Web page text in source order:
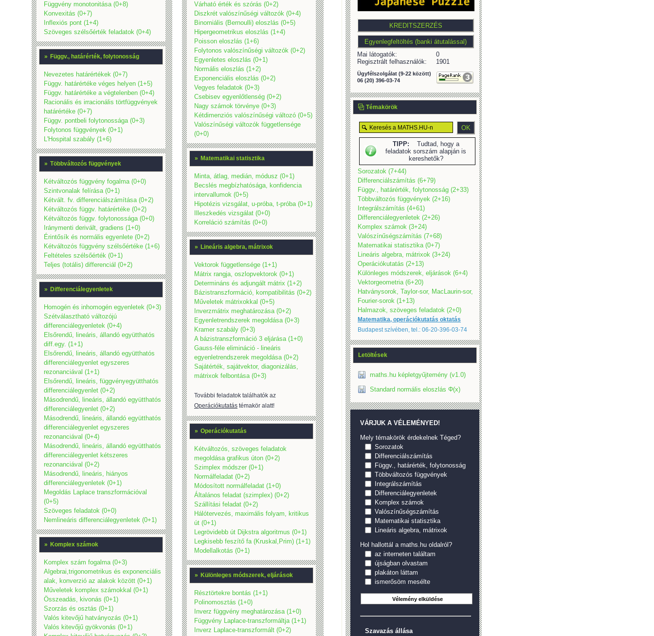
Függvény monotonitása (0+8)
Konvexitás (0+7)
Inflexiós pont (1+4)
Szöveges szélsőérték feladatok (0+4)
» Függv., határérték, folytonosság
Nevezetes határértékek (0+7)
Függv. határértéke véges helyen (1+5)
Függv. határértéke a végtelenben (0+4)
Racionális és irracionális törtfüggvények
határértéke (0+7)
Függv. pontbeli folytonossága (0+3)
Folytonos függvények (0+1)
L'Hospital szabály (1+6)
» Többváltozós függvények
Kétváltozós függvény fogalma (0+0)
Szintvonalak felírása (0+1)
Kétvált. fv. differenciálszámítása (0+2)
Kétváltozós függv. határértéke (0+2)
Kétváltozós függv. folytonossága (0+0)
Iránymenti derivált, gradiens (1+0)
Érintősík és normális egyenlete (0+2)
Kétváltozós függvény szélsőértéke (1+6)
Feltételes szélsőérték (0+1)
Teljes (totális) differenciál (0+2)
» Differenciálegyenletek
Homogén és inhomogén egyenletek (0+3)
Szétválasztható változójú
differenciálegyenletek (0+4)
Elsőrendű, lineáris, állandó együtthatós
diff.egy. (1+1)
Elsőrendű, lineáris, állandó együtthatós
differenciálegyenlet egyszeres
rezonanciával (1+1)
Elsőrendű, lineáris, függvényegyütthatós
differenciálegyenlet (0+2)
Másodrendű, lineáris, állandó együtthatós
differenciálegyenlet (0+2)
Másodrendű, lineáris, állandó együtthatós
differenciálegyenlet egyszeres
rezonanciával (0+4)
Másodrendű, lineáris, állandó együtthatós
differenciálegyenlet kétszeres
rezonanciával (0+2)
Másodrendű, lineáris, hiányos
differenciálegyenletek (0+1)
Megoldás Laplace transzformációval
(0+5)
Szöveges feladatok (0+0)
Nemlineáris differenciálegyenletek (0+1)
» Komplex számok
Komplex szám fogalma (0+3)
Algebrai,trigonometrikus és exponenciális
alak, konverzió az alakok között (0+1)
Műveletek komplex számokkal (0+1)
Összeadás, kivonás (0+1)
Szorzás és osztás (0+1)
Valós kitevőjű hatványozás (0+1)
Valós kitevőjű gyökvonás (0+1)
Várható érték és szórás (0+2)
Diszkrét valószínűségi változók (0+4)
Binomiális (Bernoulli) eloszlás (0+5)
Hipergeometrikus eloszlás (1+4)
Poisson eloszlás (1+6)
Folytonos valószínűségi változók (0+2)
Egyenletes eloszlás (0+1)
Normális eloszlás (1+2)
Exponenciális eloszlás (0+2)
Vegyes feladatok (0+3)
Csebisev egyenlőtlenség (0+2)
Nagy számok törvénye (0+3)
Kétdimenziós valószínűségi változó (0+5)
Valószínűségi változók függetlensége
(0+0)
» Matematikai statisztika
Minta, átlag, medián, módusz (0+1)
Becslés megbízhatósága, konfidencia
intervallumok (0+5)
Hipotézis vizsgálat, u-próba, t-próba (0+1)
Illeszkedés vizsgálat (0+0)
Korreláció számítás (0+0)
» Lineáris algebra, mátrixok
Vektorok függetlensége (1+1)
Mátrix rangja, oszlopvektorok (0+1)
Determináns és adjungált mátrix (1+2)
Bázistranszformáció, kompatibilitás (0+2)
Műveletek mátrixokkal (0+5)
Inverzmátrix meghatározása (0+2)
Egyenletrendszerek megoldása (0+3)
Kramer szabály (0+3)
A bázistranszformáció 3 eljárása (1+0)
Gauss-féle elimináció - lineáris
egyenletrendszerek megoldása (0+2)
Sajátérték, sajátvektor, diagonizálás,
mátrixok felbontása (0+3)
További feladatok találhatók az
Operációkutatás témakör alatt!
» Operációkutatás
Kétváltozós, szöveges feladatok
megoldása grafikus úton (0+2)
Szimplex módszer (0+1)
Normálfeladat (0+2)
Módosított normálfeladat (1+0)
Általános feladat (szimplex) (0+2)
Szállítási feladat (0+2)
Hálótervezés, maximális folyam, kritikus
út (0+1)
Legrövidebb út Dijkstra algoritmus (0+1)
Legkisebb feszítő fa (Kruskal,Prim) (1+1)
Modellalkotás (0+1)
» Különleges módszerek, eljárások
Résztörtekre bontás (1+1)
Polinomosztás (1+0)
Inverz függvény meghatározása (1+0)
Függvény Laplace-transzformáltja (1+1)
Inverz Laplace-transzformált (0+2)
Mai látogatók:
0
Regisztrált felhasználók:
1901
Ügyfélszolgálat (9-22 között)
06 (20) 396-03-74
Témakörök
TIPP: Tudtad, hogy a
feladatok sorszám alapján is
kereshetők?
Sorozatok (7+44)
Differenciálszámítás (6+79)
Függv., határérték, folytonosság (2+33)
Többváltozós függvények (2+16)
Integrálszámítás (4+61)
Differenciálegyenletek (2+26)
Komplex számok (3+24)
Valószínűségszámítás (7+68)
Matematikai statisztika (0+7)
Lineáris algebra, mátrixok (3+24)
Operációkutatás (2+13)
Különleges módszerek, eljárások (6+4)
Vektorgeometria (6+20)
Hatványsorok, Taylor-sor, MacLaurin-sor,
Fourier-sorok (1+13)
Halmazok, szöveges feladatok (2+0)
Matematika, operációkutatás oktatás
Budapest szívében, tel.: 06-20-396-03-74
Letöltések
maths.hu képletgyűjtemény (v1.0)
Standard normális eloszlás Φ(x)
VÁRJUK A VÉLEMÉNYED!
Mely témakörök érdekelnek Téged?
Sorozatok
Differenciálszámítás
Függv., határérték, folytonosság
Többváltozós függvények
Integrálszámítás
Differenciálegyenletek
Komplex számok
Valószínűségszámítás
Matematikai statisztika
Lineáris algebra, mátrixok
Hol hallottál a maths.hu oldalról?
az interneten találtam
újságban olvastam
plakáton láttam
ismerősöm mesélte
Szavazás állása